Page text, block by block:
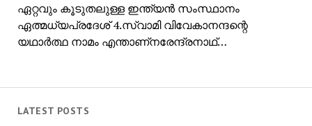
LATEST POSTS
ഏറ്റവും കൂടുതലുള്ള ഇന്ത്യൻ സംസ്ഥാനം
ഏത്മധ്യപ്രദേശ് 4.സ്വാമി വിവേകാനന്ദന്റെ
യഥാർത്ഥ നാമം എന്താണ്നരേന്ദ്രനാഥ്…